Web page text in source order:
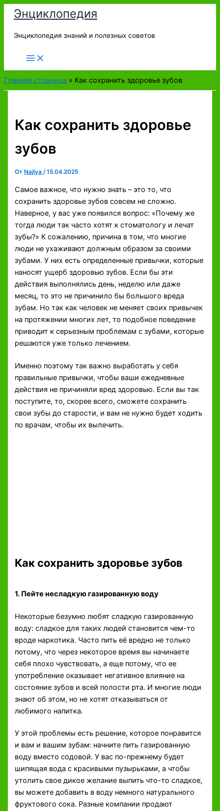
Перейти
содержимому
Энциклопедия
Энциклопедия знаний и полезных советов
Главная страница » Как сохранить здоровье зубов
Как сохранить здоровье
зубов
От Najlya/15.04.2025
Самое важное, что нужно знать – это то, что
сохранить здоровье зубов совсем не сложно.
Наверное, у вас уже появился вопрос: «Почему же
тогда люди так часто хотят к стоматологу и лечат
зубы?» К сожалению, причина в том, что многие
люди не ухаживают должным образом за своими
зубами. У них есть определенные привычки, которые
наносят ущерб здоровью зубов. Если бы эти
действия выполнялись день, неделю или даже
месяц, то это не причинило бы большого вреда
зубам. Но так как человек не меняет своих привычек
на протяжении многих лет, то подобное поведение
приводит к серьезным проблемам с зубами, которые
решаются уже только лечением.
Именно поэтому так важно выработать у себя
правильные привычки, чтобы ваши ежедневные
действия не причиняли вред здоровью. Если вы так
поступите, то, скорее всего, сможете сохранить
свои зубы до старости, и вам не нужно будет ходить
по врачам, чтобы их вылечить.
Как сохранить здоровье зубов
1. Пейте несладкую газированную воду
Некоторые безумно любят сладкую газированную
воду: сладкое для таких людей становится чем-то
вроде наркотика. Часто пить её вредно не только
потому, что через некоторое время вы начинаете
себя плохо чувствовать, а еще потому, что ее
употребление оказывает негативное влияние на
состояние зубов и всей полости рта. И многие люди
знают об этом, но не хотят отказываться от
любимого напитка.
У этой проблемы есть решение, которое понравится
и вам и вашим зубам: начните пить газированную
воду вместо содовой. У вас по-прежнему будет
шипящая вода с красивыми пузырьками, а чтобы
утолить свое дикое желание выпить что-то сладкое,
вы можете добавить в воду немного натурального
фруктового сока. Разные компании продают